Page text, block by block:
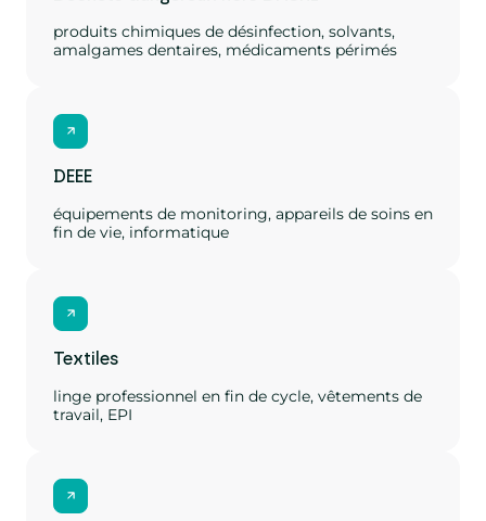
produits chimiques de désinfection, solvants,
amalgames dentaires, médicaments périmés
DEEE
équipements de monitoring, appareils de soins en
fin de vie, informatique
Textiles
linge professionnel en fin de cycle, vêtements de
travail, EPI